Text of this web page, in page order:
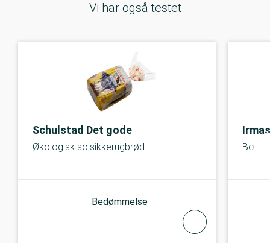
Vi har også testet
Schulstad Det gode
Økologisk solsikkerugbrød
Bedømmelse